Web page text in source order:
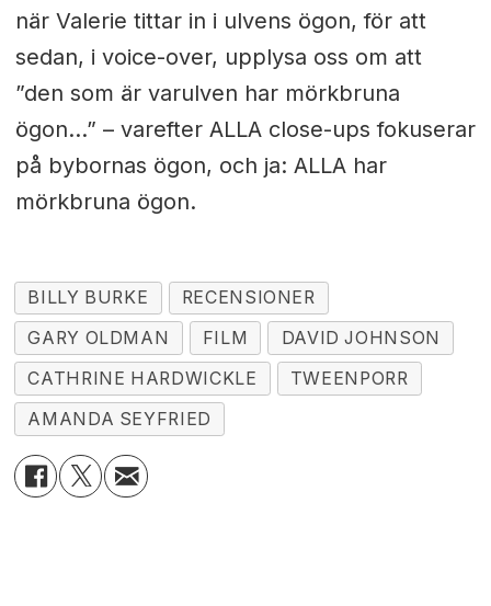
när Valerie tittar in i ulvens ögon, för att
sedan, i voice-over, upplysa oss om att
”den som är varulven har mörkbruna
ögon...” – varefter ALLA close-ups fokuserar
på bybornas ögon, och ja: ALLA har
mörkbruna ögon.
BILLY BURKE
RECENSIONER
GARY OLDMAN
FILM
DAVID JOHNSON
CATHRINE HARDWICKLE
TWEENPORR
AMANDA SEYFRIED